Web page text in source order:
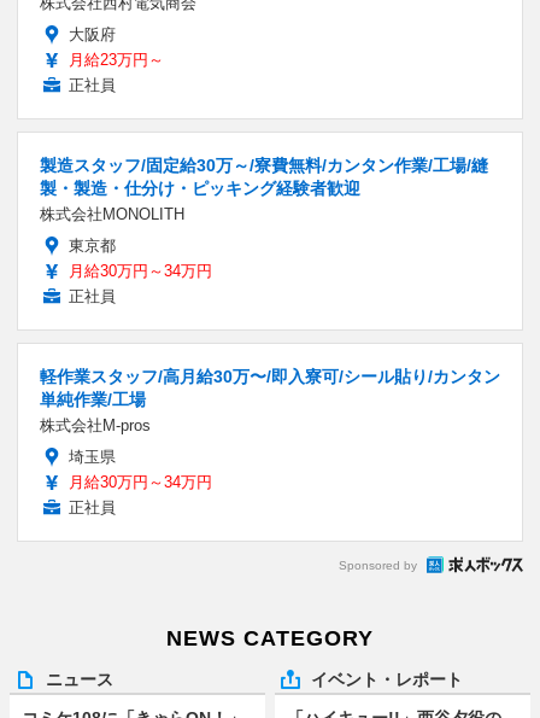
大阪府
月給23万円～
正社員
製造スタッフ/固定給30万～/寮費無料/カンタン作業/工場/縫
製・製造・仕分け・ピッキング経験者歓迎
株式会社MONOLITH
東京都
月給30万円～34万円
正社員
軽作業スタッフ/高月給30万〜/即入寮可/シール貼り/カンタン
単純作業/工場
株式会社M-pros
埼玉県
月給30万円～34万円
正社員
Sponsored by
NEWS CATEGORY
ニュース イベント・レポート